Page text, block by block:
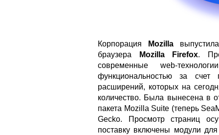
Корпорация Mozilla
браузера
Mozilla Firefox.
современные web-
функциональностью за счет
расширений, которых на
количество. Была вынесена в
пакета Mozilla Suite (теперь
Gecko. Просмотр страниц
поставку включены модули